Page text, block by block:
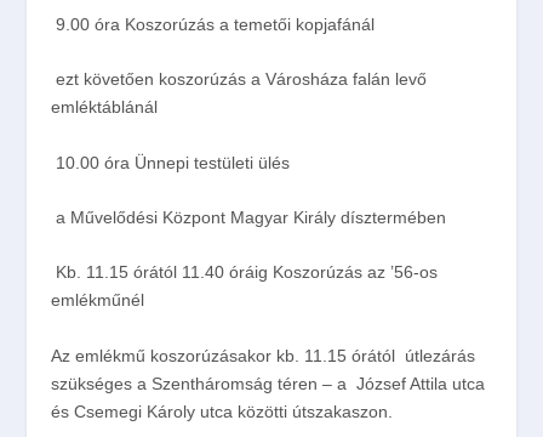
9.00 óra Koszorúzás a temetői kopjafánál
ezt követően koszorúzás a Városháza falán levő
emléktáblánál
10.00 óra Ünnepi testületi ülés
a Művelődési Központ Magyar Király dísztermében
Kb. 11.15 órától 11.40 óráig Koszorúzás az ’56-os
emlékműnél
Az emlékmű koszorúzásakor kb. 11.15 órától útlezárás
szükséges a Szentháromság téren – a József Attila utca
és Csemegi Károly utca közötti útszakaszon.